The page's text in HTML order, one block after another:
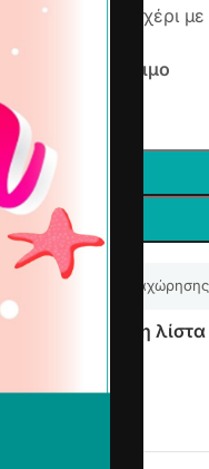
🧼 Πλένεται στο χέρι
100% Βαμβάκι
Άμεσα διαθέσιμο
Δικαίωμα
Προσθήκη στη